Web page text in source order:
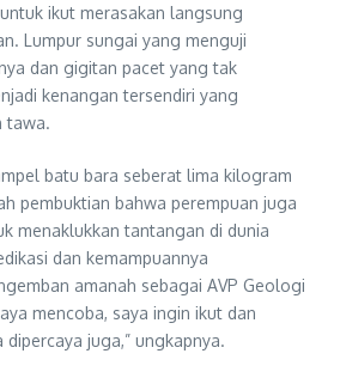
ikut merasakan langsung
Lumpur sungai yang menguji
dan gigitan pacet yang tak
kenangan tersendiri yang
tawa.
batu bara seberat lima kilogram
pembuktian bahwa perempuan juga
menaklukkan tantangan di dunia
dan kemampuannya
amanah sebagai AVP Geologi
mencoba, saya ingin ikut dan
juga,” ungkapnya.